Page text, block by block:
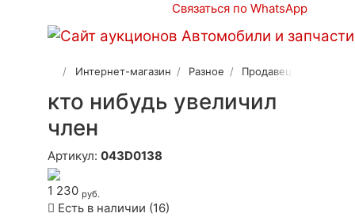
Связаться по WhatsApp
Интернет-магазин Разное Продавец 2
кто нибудь увеличил
член
Артикул: 043D0138
1 230 руб.
Есть в наличии (16)